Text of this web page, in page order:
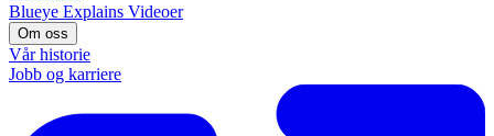
Blueye Explains Videoer
Om oss
Vår historie
Jobb og karriere